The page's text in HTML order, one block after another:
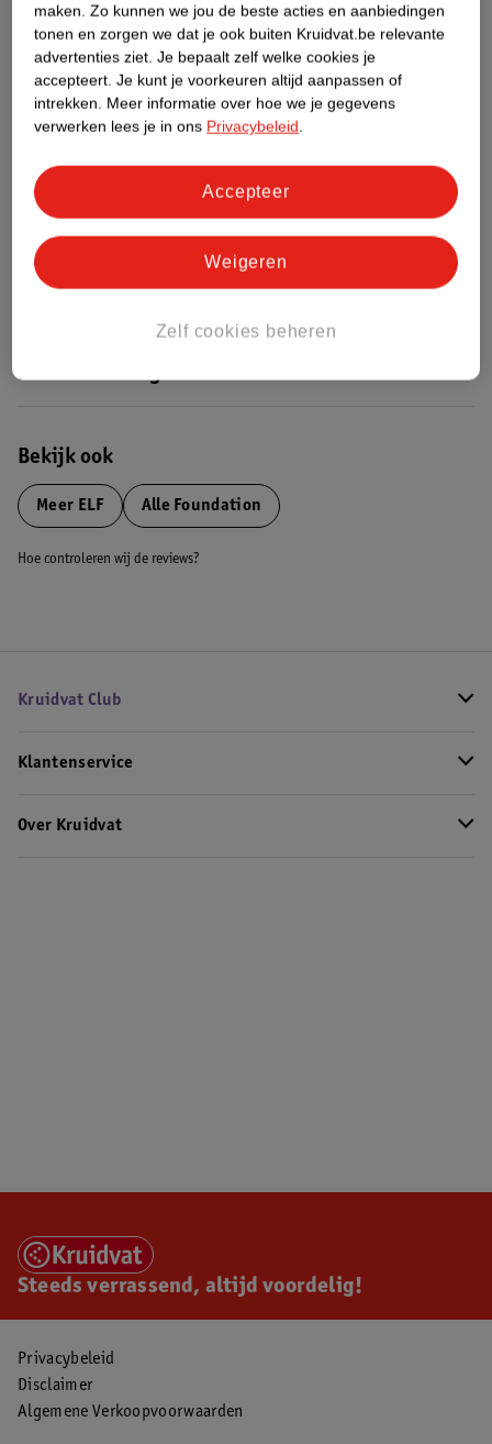
Over dit product
Productinformatie
Etiketinformatie
Nature Impact Score
Dit product heeft (nog) geen Nature
Impact Score.
Meer informatie
Bestel & Bezorginformatie
Bekijk ook
Meer ELF Alle Foundation
Hoe controleren wij de reviews?
Kruidvat Club
Klantenservice
Over Kruidvat
Steeds verrassend, altijd voordelig!
Privacybeleid
Disclaimer
Algemene Verkoopvoorwaarden
maken. Zo kunnen we jou de beste acties en aanbiedingen
tonen en zorgen we dat je ook buiten Kruidvat.be relevante
advertenties ziet. Je bepaalt zelf welke cookies je
accepteert. Je kunt je voorkeuren altijd aanpassen of
intrekken. Meer informatie over hoe we je gegevens
verwerken lees je in ons Privacybeleid.
Zelf cookies beheren
Weigeren
Accepteer